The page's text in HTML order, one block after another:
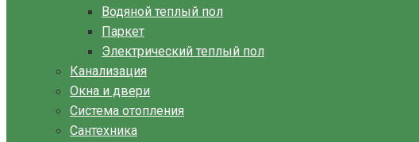
Водяной теплый пол
Паркет
Электрический теплый пол
Канализация
Окна и двери
Система отопления
Сантехника